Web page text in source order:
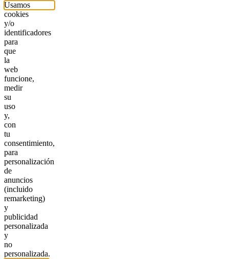
Usamos
cookies
y/o
identificadores
para
que
la
web
funcione,
medir
su
uso
y,
con
tu
consentimiento,
para
personalización
de
anuncios
(incluido
remarketing)
y
publicidad
personalizada
y
no
personalizada.